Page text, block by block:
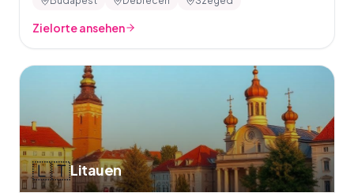
Zielorte ansehen
🇱🇹Litauen